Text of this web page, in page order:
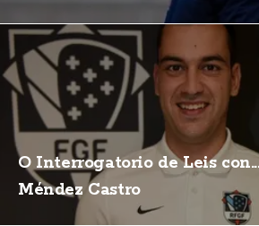
O Interrogatorio de Leis
Méndez Castro